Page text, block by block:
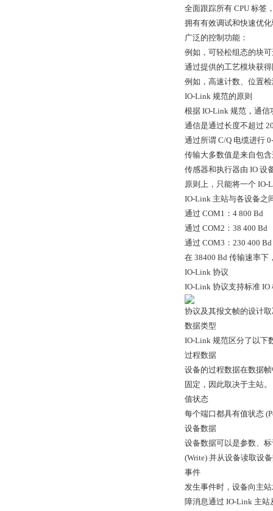
全面跟踪所有 CPU 标签
拥有有效调试和快速优
广泛的控制功能：
例如，可轻松组态的块
通过提供的工艺模块获
例如，高速计数、位置
IO-Link 规范的原则
根据 IO-Link 规范，通信
通信是通过长度不超过
通过所谓 C/Q 电缆进行
传输大多数值是来自包
传感器和执行器由 IO 设
原则上，只能将一个 IO-
IO-Link 主站与各设备之
通过 COM1：4 800 Bd
通过 COM2：38 400 Bd
通过 COM3：230 400 Bd
在 38400 Bd 传输速率下
IO-Link 协议
IO-Link 协议支持标准 IO
协议及其报文帧的设计
数据类型
IO-Link 规范区分了以下
过程数据
设备的过程数据在数据
固定，因此取决于主站。
值状态
每个端口都具有值状态
设备数据
设备数据可以是参数、
(Write) 并从设备读取设
事件
发生事件时，设备向主
障消息通过 IO‑Link 主